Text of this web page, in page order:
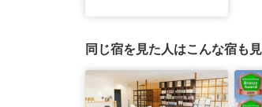
同じ宿を見た人はこんな宿も